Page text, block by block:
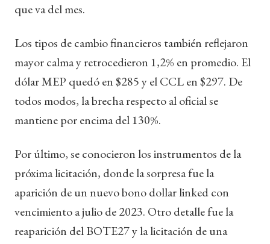
que va del mes.
Los tipos de cambio financieros también reflejaron
mayor calma y retrocedieron 1,2% en promedio. El
dólar MEP quedó en $285 y el CCL en $297. De
todos modos, la brecha respecto al oficial se
mantiene por encima del 130%.
Por último, se conocieron los instrumentos de la
próxima licitación, donde la sorpresa fue la
aparición de un nuevo bono dollar linked con
vencimiento a julio de 2023. Otro detalle fue la
reaparición del BOTE27 y la licitación de una